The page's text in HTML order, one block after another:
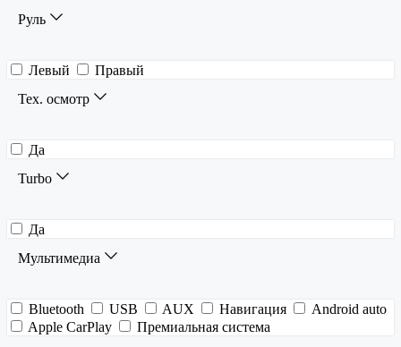
Руль
Левый
Правый
Тех. осмотр
Да
Turbo
Да
Мультимедиа
Bluetooth USB AUX Навигация
Android auto
Apple CarPlay
Премиальная система